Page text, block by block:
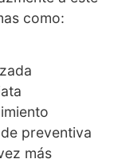
como:
preventiva
más